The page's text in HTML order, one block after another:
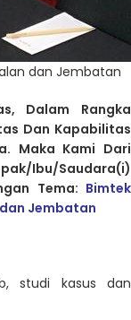
dan Jembatan
Dalam Rangka
Dan Kapabilitas
Maka Kami Dari
Ibu/Saudara(i)
Tema: Bimtek
Jembatan
studi kasus dan